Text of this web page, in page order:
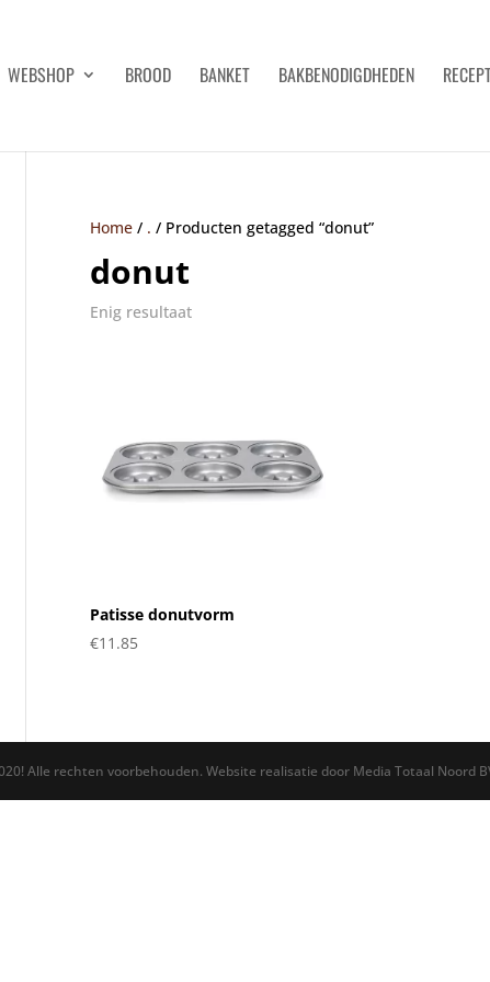
WEBSHOP BROOD BANKET BAKBENODIGDHEDEN
Home/ . / Producten getagged “donut”
donut
Enig resultaat
Patisse donutvorm
€11.85
Alle rechten voorbehouden. Website realisatie door Media Totaal Noord